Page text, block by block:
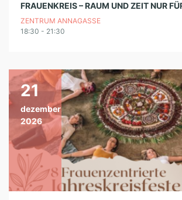
ZENTRUM ANNAGASSE
18:30 - 21:30
21
dezember
2026